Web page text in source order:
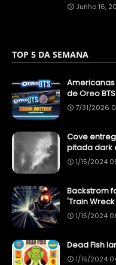
Junho 16,
TOP 5 DA SEMANA
de Oreo BTS
7/31/2026
Cove
pitada dark
1/15/2024
Backstrom
'Train
1/15/2024
Dead Fish
1/15/2024